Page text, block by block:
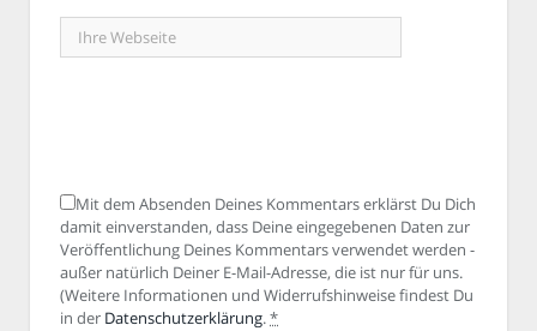
Mit dem Absenden Deines Kommentars erklärst Du Dich
damit einverstanden, dass Deine eingegebenen Daten zur
Veröffentlichung Deines Kommentars verwendet werden -
außer natürlich Deiner E-Mail-Adresse, die ist nur für uns.
(Weitere Informationen und Widerrufshinweise findest Du
in der Datenschutzerklärung.*